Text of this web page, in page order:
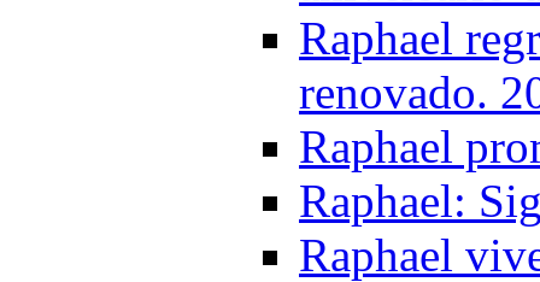
Raphael
renovado.
Raphael
Raphael:
Raphael